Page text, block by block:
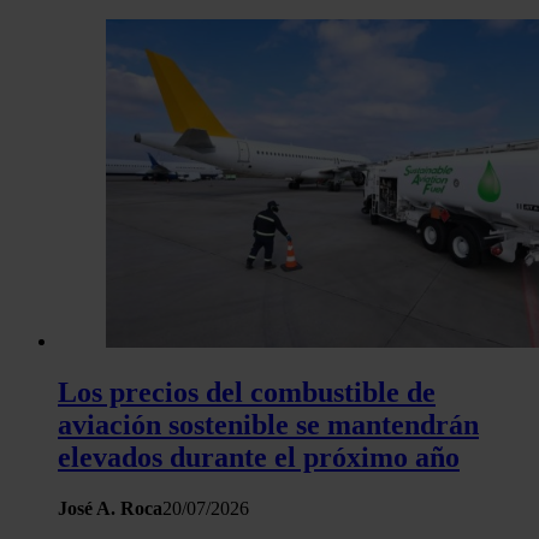
Los precios del combustible de
aviación sostenible se mantendrán
elevados durante el próximo año
José A. Roca20/07/2026